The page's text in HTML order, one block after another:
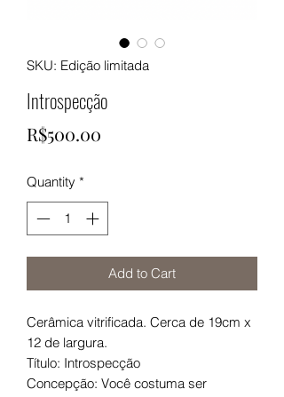
SKU: Edição limitada
Introspecção
R$500.00
Quantity *
Add to Cart
Cerâmica vitrificada. Cerca de 19cm x
12 de largura.
Título: Introspecção
Concepção: Você costuma ser